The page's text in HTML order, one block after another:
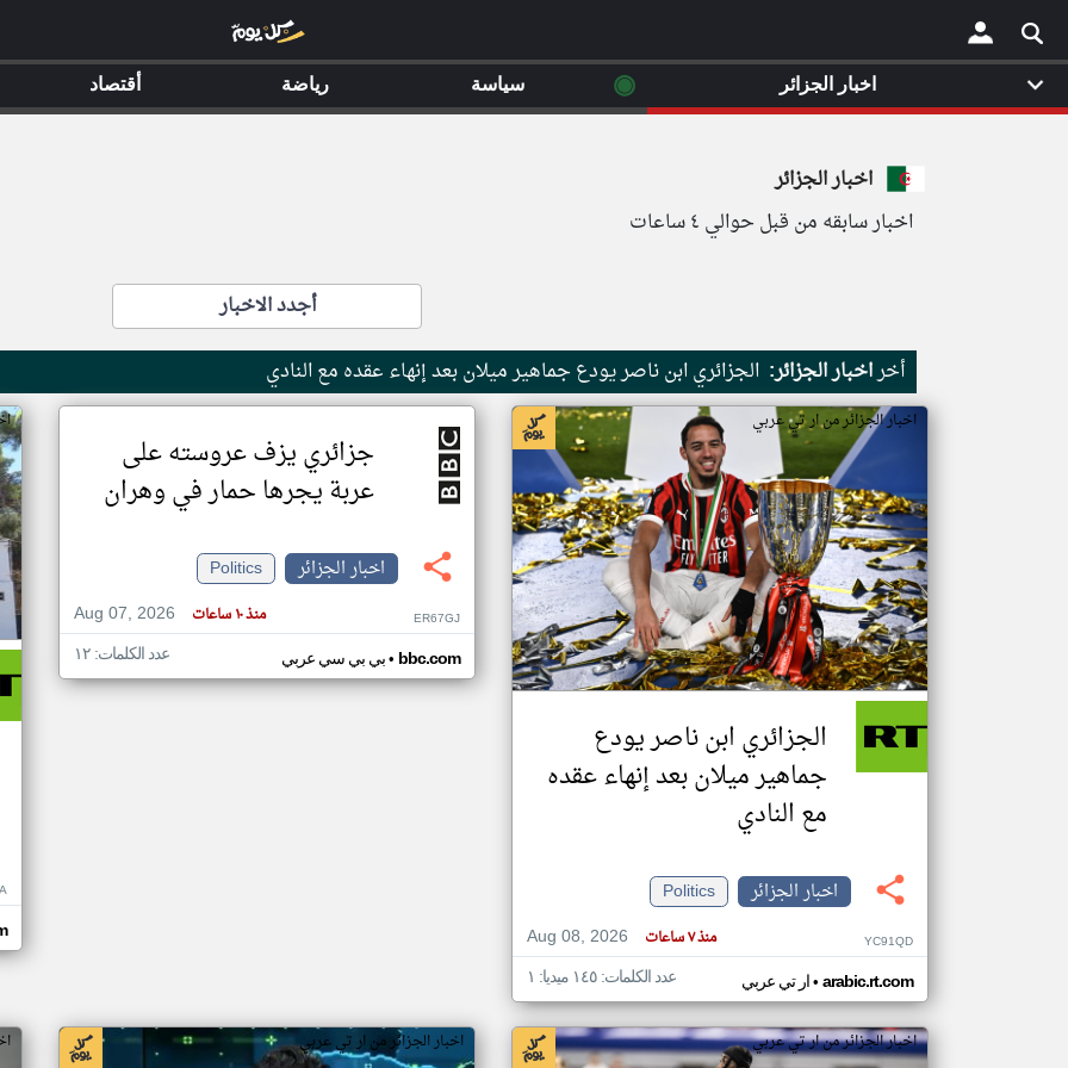
×
اخبار الجزائر
اخبار سابقه من قبل حوالي ٤ ساعات
أجدد الاخبار
أخراخبار الجزائر: الجزائري ابن ناصر يودع جماهير ميلان بعد إنهاء عقده مع النادي
اخبار الجزائر من ار تي عربي
الجزائري ابن ناصر يودع
جماهير ميلان بعد إنهاء عقده
مع النادي
اخبار الجزائر
Politics
Aug 08, 2026
منذ ٧ ساعات YC91QD
ار تي عربي• arabic.rt.com عدد الكلمات: ١٤٥ ميديا: ١
جزائري يزف عروسته على
عربة يجرها حمار في وهران
اخبار الجزائر
Politics
Aug 07, 2026
منذ ١٠ ساعات ER67GJ
بي بي سي عربي• bbc.com عدد الكلمات: ١٢
اخبار الجزائر من ار تي عربي اخبار الجزائر من ار تي عربي
اخبار الجزائر ◉ سياسة رياضة أقتصاد